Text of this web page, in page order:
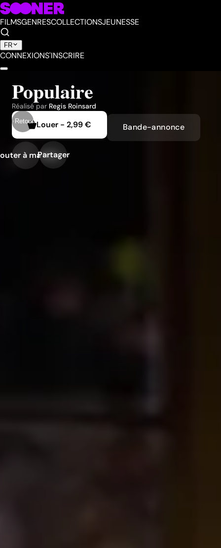
FILMSGENRESCOLLECTIONSJEUNESSE
FR
CONNEXIONS'INSCRIRE
Retour
Populaire
Réalisé par Regis Roinsard
Louer - 2,99 € Bande-annonce
à ma liste
Partager